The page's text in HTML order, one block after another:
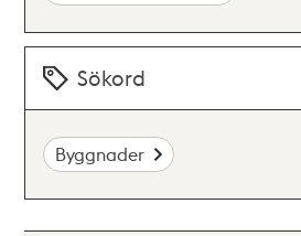
Sökord
Byggnader